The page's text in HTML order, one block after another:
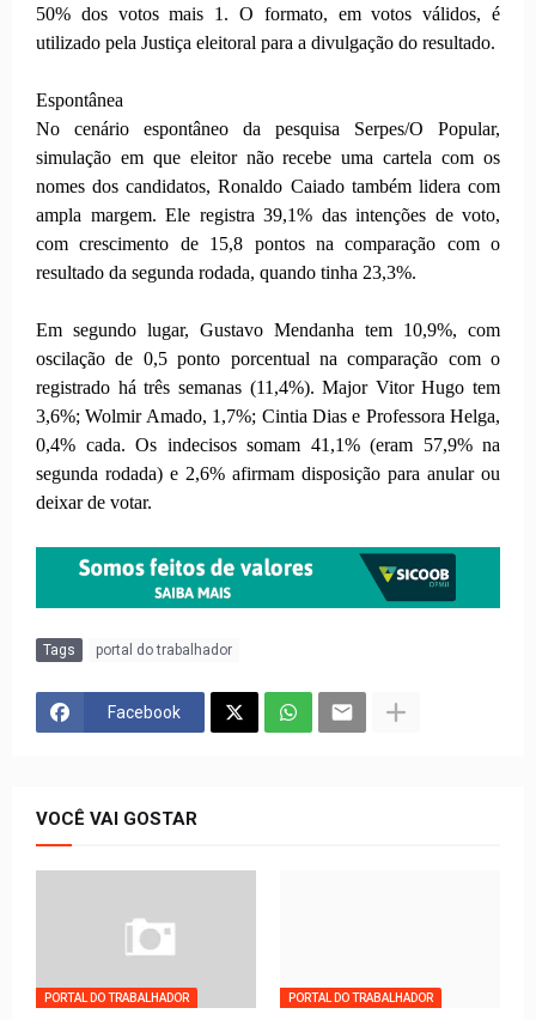
50% dos votos mais 1. O formato, em votos válidos, é
utilizado pela Justiça eleitoral para a divulgação do resultado.
Espontânea
No cenário espontâneo da pesquisa Serpes/O Popular,
simulação em que eleitor não recebe uma cartela com os
nomes dos candidatos, Ronaldo Caiado também lidera com
ampla margem. Ele registra 39,1% das intenções de voto,
com crescimento de 15,8 pontos na comparação com o
resultado da segunda rodada, quando tinha 23,3%.
Em segundo lugar, Gustavo Mendanha tem 10,9%, com
oscilação de 0,5 ponto porcentual na comparação com o
registrado há três semanas (11,4%). Major Vitor Hugo tem
3,6%; Wolmir Amado, 1,7%; Cintia Dias e Professora Helga,
0,4% cada. Os indecisos somam 41,1% (eram 57,9% na
segunda rodada) e 2,6% afirmam disposição para anular ou
deixar de votar.
Tags portal do trabalhador
Facebook
VOCÊ VAI GOSTAR
PORTAL DO TRABALHADOR PORTAL DO TRABALHADOR